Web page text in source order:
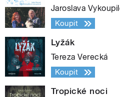
Jaroslava
Koupit
Lyžák
Tereza Verecká
Koupit
Tropické noci